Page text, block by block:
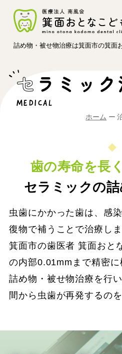
詰め物・被せ物治療は箕面市の箕面
セ ラミッ
MEDICAL
ホーム
歯の寿命を長
セラミックの
虫歯にかかった歯は、感
復物で補うことで治療しま
箕面市の歯医者 箕面おと
の内部0.01mmまで精密
詰め物・被せ物治療を行
間から虫歯が再発するのを